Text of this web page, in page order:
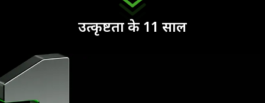
उत्कृष्टता के 11 साल